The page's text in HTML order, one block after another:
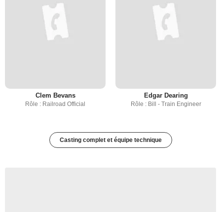
Clem Bevans
Rôle : Railroad Official
Edgar Dearing
Rôle : Bill - Train Engineer
Casting complet et équipe technique